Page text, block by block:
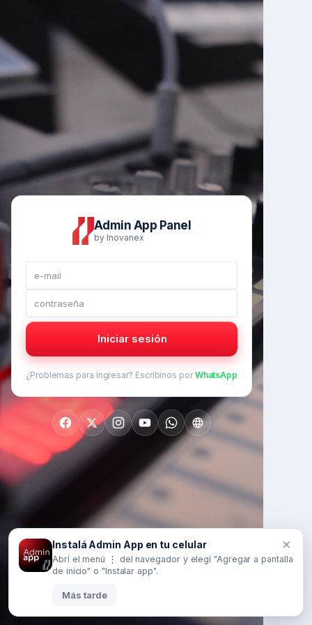
Admin App Panel
by Inovanex
e-mail
contraseña
Iniciar sesión
¿Problemas para ingresar? Escribinos por WhatsApp
Instalá Admin App en tu celular
Abrí el menú ⋮ del navegador y elegí "Agregar a pantalla
de inicio" o "Instalar app".
Más tarde
×